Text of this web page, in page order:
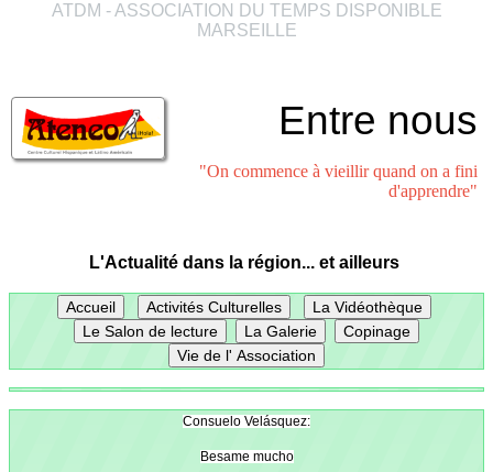
ATDM - ASSOCIATION DU TEMPS DISPONIBLE
MARSEILLE
Entre nous
"On commence à vieillir quand on a fini
d'apprendre"
L'Actualité dans la région... et ailleurs
Consuelo Velásquez:
Besame mucho